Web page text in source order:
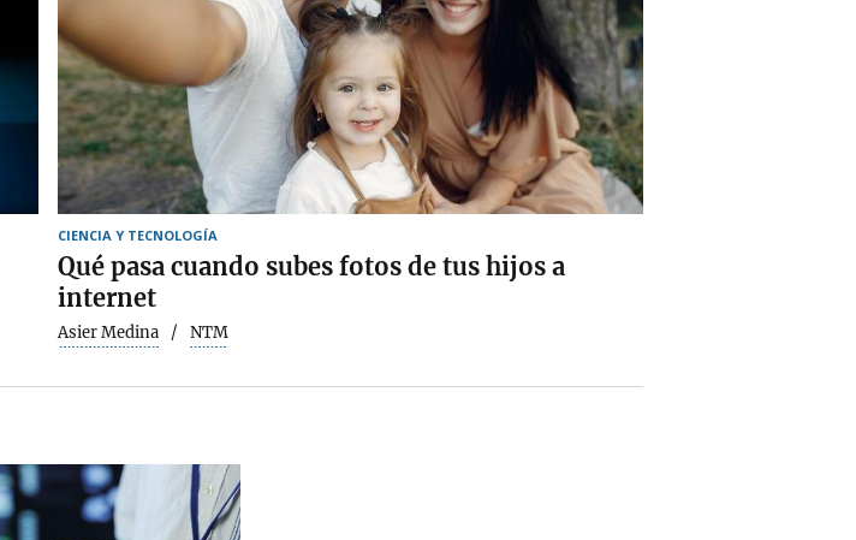
CIENCIA Y TECNOLOGÍA
Qué pasa cuando subes fotos de tus hijos a
internet
Asier Medina NTM